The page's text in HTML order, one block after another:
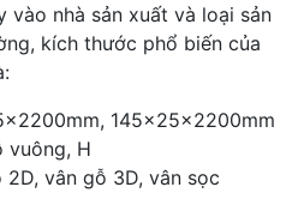
vào nhà sản xuất và loại sản
kích thước phổ biến của
145x25x2200mm
vuông, H
2D, vân gỗ 3D, vân sọc